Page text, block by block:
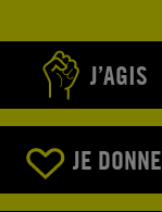
J’AGIS
JE DONNE